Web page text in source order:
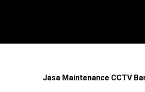
Jasa Maintenance CCTV